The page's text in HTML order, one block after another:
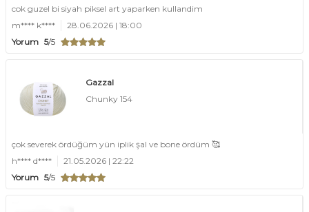
cok guzel bi siyah piksel art yaparken kullandim
m**** k****
28.06.2026 | 18:00
Yorum 5/5
Gazzal
Chunky 154
çok severek ördüğüm yün iplik şal ve bone ördüm 🥰
h**** d****
21.05.2026 | 22:22
Yorum 5/5